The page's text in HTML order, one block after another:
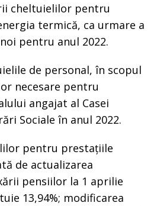
cheltuielilor pentru
termică, ca urmare a
pentru anul 2022.
de personal, în scopul
necesare pentru
angajat al Casei
Sociale în anul 2022.
pentru prestațiile
de actualizarea
pensiilor la 1 aprilie
13,94%; modificarea